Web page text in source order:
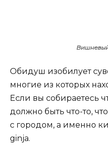
Обидуш изобилует
многие из которых
Если вы собираетесь
должно быть что-то,
с городом, а именно
ginja.